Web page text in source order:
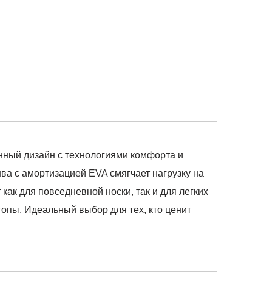
дизайн с технологиями комфорта и
с амортизацией EVA смягчает нагрузку на
для повседневной носки, так и для легких
Идеальный выбор для тех, кто ценит